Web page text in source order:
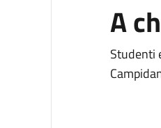
A
Studenti